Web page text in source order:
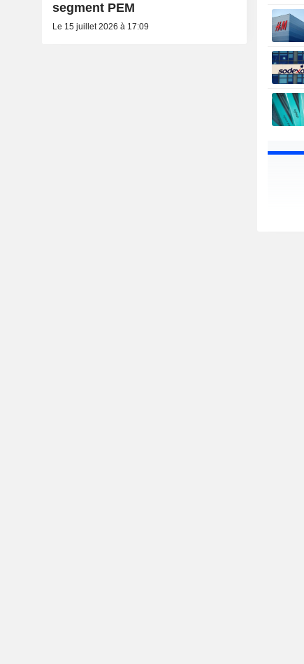
segment PEM
Le 15 juillet 2026 à 17:09